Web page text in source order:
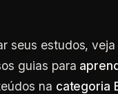
seus estudos, veja
guias para
na categoria